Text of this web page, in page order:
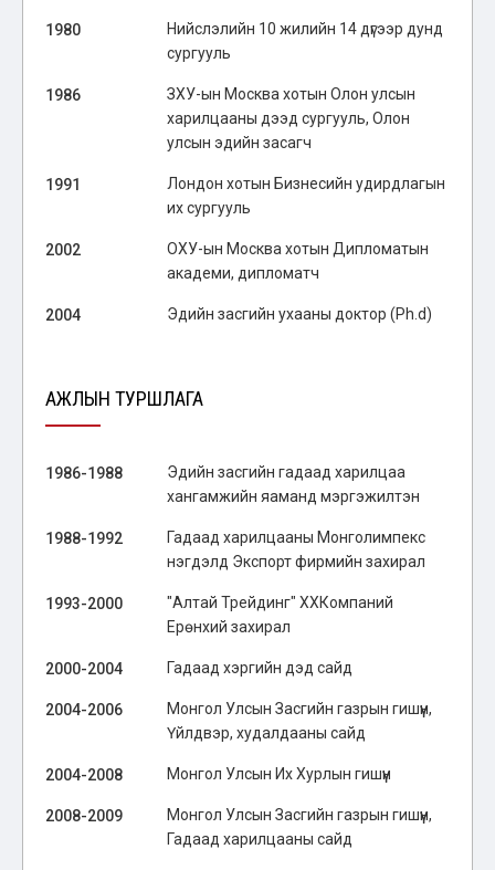
1980
Нийслэлийн 10 жилийн 14 дүгээр дунд
сургууль
1986
ЗХУ-ын Москва хотын Олон улсын
харилцааны дээд сургууль, Олон
улсын эдийн засагч
1991
Лондон хотын Бизнесийн удирдлагын
их сургууль
2002
ОХУ-ын Москва хотын Дипломатын
академи, дипломатч
2004 Эдийн засгийн ухааны доктор (Ph.d)
АЖЛЫН ТУРШЛАГА
1986-1988
Эдийн засгийн гадаад харилцаа
хангамжийн яаманд мэргэжилтэн
1988-1992
Гадаад харилцааны Монголимпекс
нэгдэлд Экспорт фирмийн захирал
1993-2000
"Алтай Трейдинг" ХХКомпаний
Ерөнхий захирал
2000-2004 Гадаад хэргийн дэд сайд
2004-2006
Монгол Улсын Засгийн газрын гишүүн,
Үйлдвэр, худалдааны сайд
2004-2008 Монгол Улсын Их Хурлын гишүүн
2008-2009
Монгол Улсын Засгийн газрын гишүүн,
Гадаад харилцааны сайд